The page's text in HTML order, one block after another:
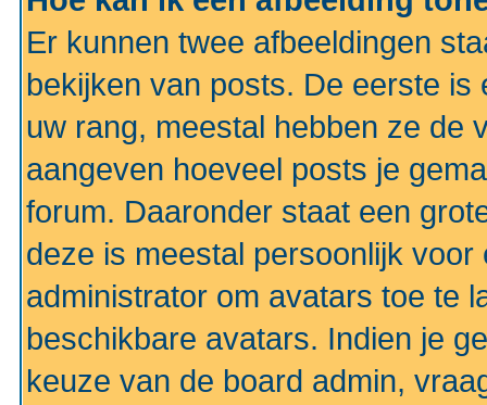
Er kunnen twee afbeeldingen
bekijken van posts. De eerste
uw rang, meestal hebben ze de
aangeven hoeveel posts je
forum. Daaronder staat een
deze is meestal persoonlijk
administrator om avatars toe te
beschikbare avatars. Indien je
keuze van de board admin,